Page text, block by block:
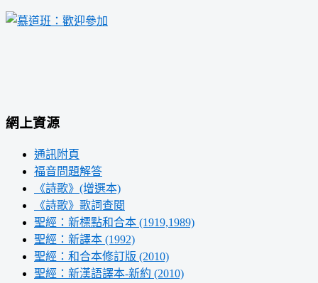
網上資源
通訊附頁
福音問題解答
《詩歌》(增選本)
《詩歌》歌詞查閱
聖經：新標點和合本 (1919,1989)
聖經：新譯本 (1992)
聖經：和合本修訂版 (2010)
聖經：新漢語譯本-新約 (2010)